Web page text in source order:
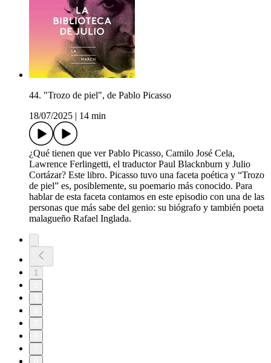
44. "Trozo de piel", de Pablo Picasso
18/07/2025
14 min
¿Qué tienen que ver Pablo Picasso, Camilo José Cela,
Lawrence Ferlingetti, el traductor Paul Blacknburn y Julio
Cortázar? Este libro. Picasso tuvo una faceta poética y “Trozo
de piel” es, posiblemente, su poemario más conocido. Para
hablar de esta faceta contamos en este episodio con una de las
personas que más sabe del genio: su biógrafo y también poeta
malagueño Rafael Inglada.
1